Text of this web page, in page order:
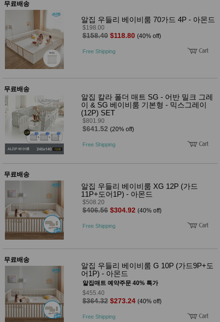
조형물
유아 이
유식
아기띠/
외출용
건강/미
성장발
용품
어른내
의
유/아동
내의
가방/지
패션/잡
생
활
세탁세
제
일상 돋
보기
침구용
품
생활/욕
실/청소
용품
DECO
Pet
Supplies
화
공연/행
사
무료배송
알집 우들리 베이비룸 70가드 4P - 아몬드
$198.00
$158.40 $118.80 (40% off)
Free Shipping
무료배송
알집 칼라 폴더 매트 SG - 어반 밀크 그레
이 & SG 베이비룸 기본형 - 믹스그레이
(12P) SET
$801.90
$641.52 (20% off)
Free Shipping
무료배송
알집 우들리 베이비룸 XG 12P (가드
11P+도어1P) - 아몬드
$508.20
$406.56 $304.92 (40% off)
Free Shipping
무료배송
알집 우들리 베이비룸 G 10P (가드9P+도
어1P) - 아몬드
알집매트 예약주문 40% 특가
$455.40
$364.32 $273.24 (40% off)
Free Shipping